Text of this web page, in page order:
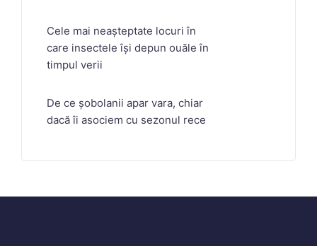
Cele mai neașteptate locuri în
care insectele își depun ouăle în
timpul verii
De ce șobolanii apar vara, chiar
dacă îi asociem cu sezonul rece